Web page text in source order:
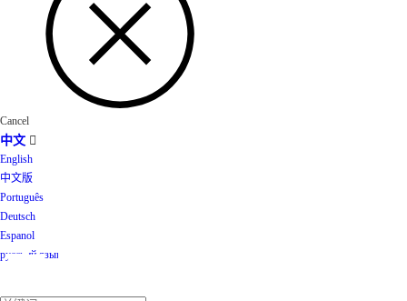
Cancel
中文 
English
中文版
Português
Deutsch
Espanol
русский язык
产品